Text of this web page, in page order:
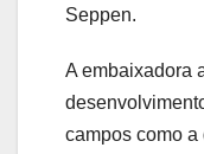
Seppen.
A embaixadora
campos como